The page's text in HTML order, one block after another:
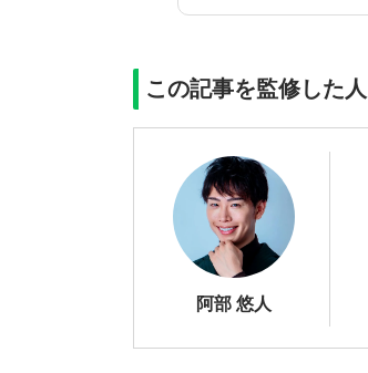
この記事を監修した人
阿部 悠人